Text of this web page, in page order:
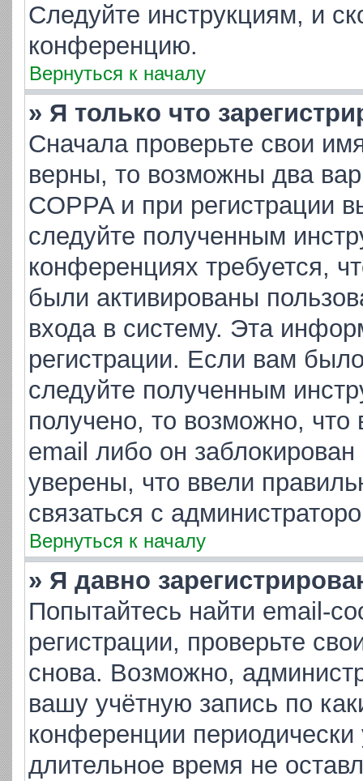
Следуйте инструкциям, и
конференцию.
Вернуться к началу
» Я только что
Сначала проверьте свои
верны, то возможны два
COPPA и при регистрации
следуйте полученным
конференциях требуется,
были активированы
входа в систему. Эта
регистрации. Если вам
следуйте полученным
получено, то возможно,
email либо он
уверены, что ввели
связаться с
Вернуться к началу
» Я давно
Попытайтесь найти email-
регистрации, проверьте
снова. Возможно,
вашу учётную запись по
конференции
длительное время не